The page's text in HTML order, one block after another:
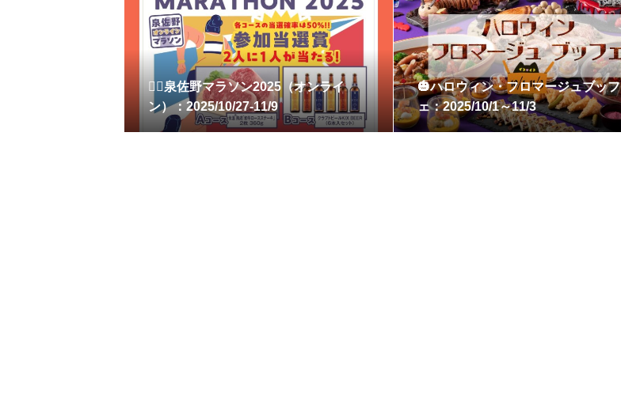
🏃‍♂️泉佐野マラソン2025（オンライ
ン）：2025/10/27-11/9
🎃ハロウィン・フロマージュブッフ
ェ：2025/10/1～11/3